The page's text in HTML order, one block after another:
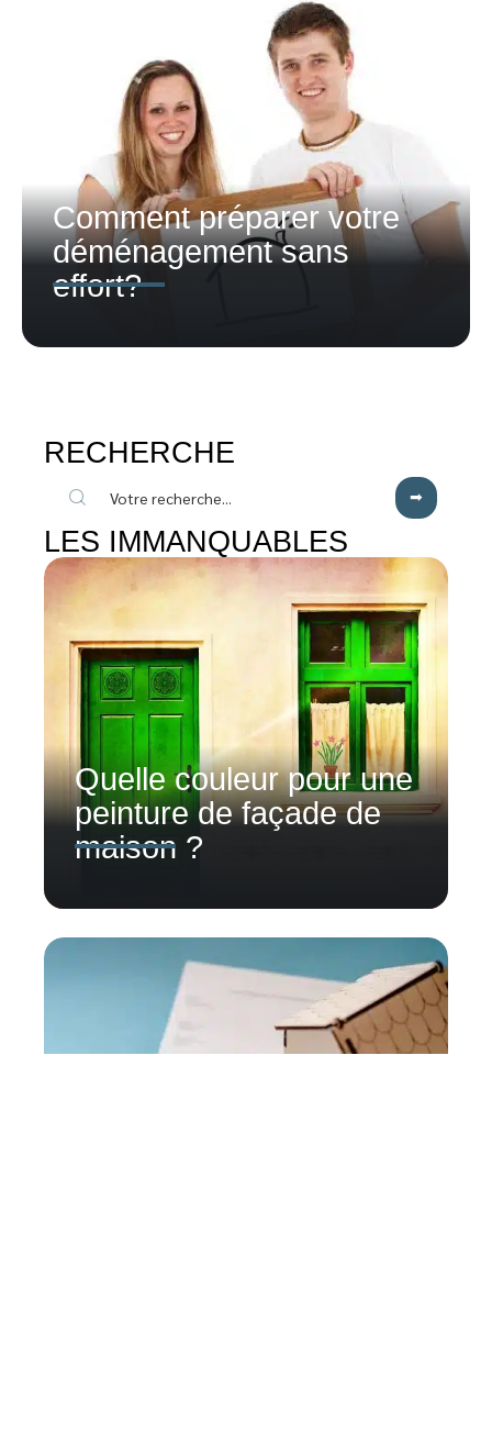
Comment préparer votre
déménagement sans
effort?
RECHERCHE
LES IMMANQUABLES
Quelle couleur pour une
peinture de façade de
maison ?